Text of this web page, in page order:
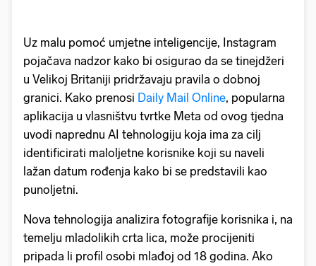
Uz malu pomoć umjetne inteligencije, Instagram
pojačava nadzor kako bi osigurao da se tinejdžeri
u Velikoj Britaniji pridržavaju pravila o dobnoj
granici. Kako prenosi Daily Mail Online, popularna
aplikacija u vlasništvu tvrtke Meta od ovog tjedna
uvodi naprednu AI tehnologiju koja ima za cilj
identificirati maloljetne korisnike koji su naveli
lažan datum rođenja kako bi se predstavili kao
punoljetni.
Nova tehnologija analizira fotografije korisnika i, na
temelju mladolikih crta lica, može procijeniti
pripada li profil osobi mlađoj od 18 godina. Ako